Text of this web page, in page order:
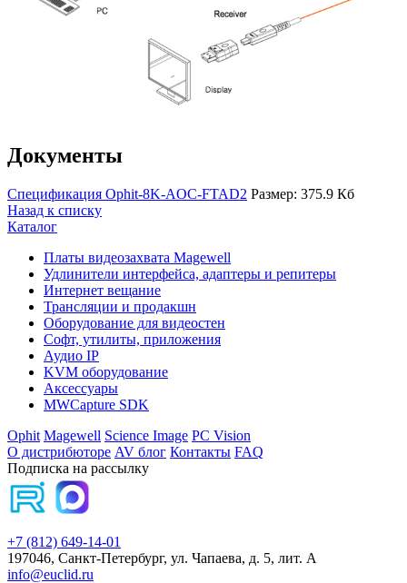
Документы
Спецификация Ophit-8K-AOC-FTAD2 Размер: 375.9 Кб
Назад к списку
Каталог
Платы видеозахвата Magewell
Удлинители интерфейса, адаптеры и репитеры
Интернет вещание
Трансляции и продакшн
Оборудование для видеостен
Софт, утилиты, приложения
Аудио IP
KVM оборудование
Аксессуары
MWCapture SDK
Ophit Magewell Science Image PC Vision
О дистрибюторе AV блог Контакты FAQ
Подписка на рассылку
+7 (812) 649-14-01
197046, Санкт-Петербург, ул. Чапаева, д. 5, лит. А
info@euclid.ru